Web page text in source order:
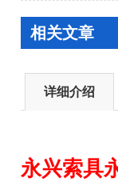
相关文章
详细介绍
永兴索具